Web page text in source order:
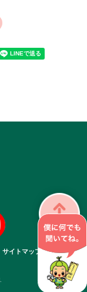
サイトマップ